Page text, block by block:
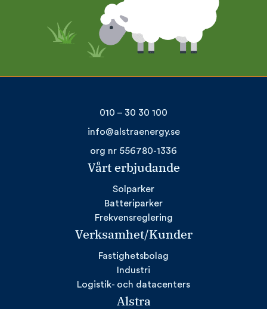
010 – 30 30 100
info@alstraenergy.se
org nr 556780-1336
Vårt erbjudande
Solparker
Batteriparker
Frekvensreglering
Verksamhet/Kunder
Fastighetsbolag
Industri
Logistik- och datacenters
Alstra